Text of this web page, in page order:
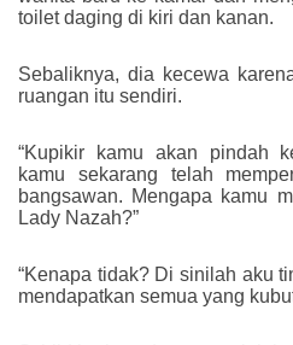
toilet daging di kiri dan kanan.
Sebaliknya, dia kecewa
ruangan itu sendiri.
“Kupikir kamu akan pindah
kamu sekarang telah
bangsawan. Mengapa kamu
Lady Nazah?”
“Kenapa tidak? Di sinilah aku
mendapatkan semua yang